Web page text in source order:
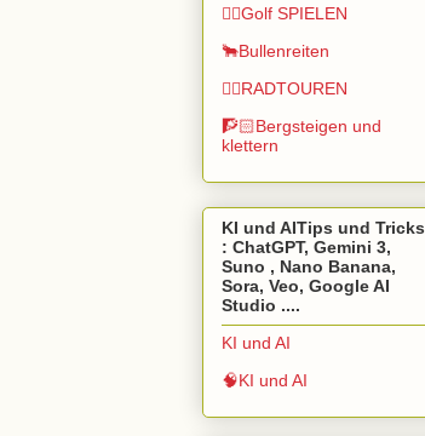
🏌️‍♂️Golf SPIELEN
🐂Bullenreiten
🚴‍♂️RADTOUREN
🧗🏻Bergsteigen und
klettern
KI und AITips und Tricks
: ChatGPT, Gemini 3,
Suno , Nano Banana,
Sora, Veo, Google AI
Studio ....
KI und AI
🧠KI und AI